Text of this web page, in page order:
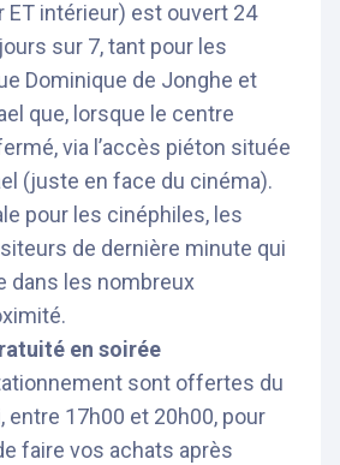
ET intérieur) est ouvert 24
sur 7, tant pour les
Dominique de Jonghe et
que, lorsque le centre
via l’accès piéton située
(juste en face du cinéma).
pour les cinéphiles, les
de dernière minute qui
dans les nombreux
en soirée
sont offertes du
entre 17h00 et 20h00, pour
faire vos achats après